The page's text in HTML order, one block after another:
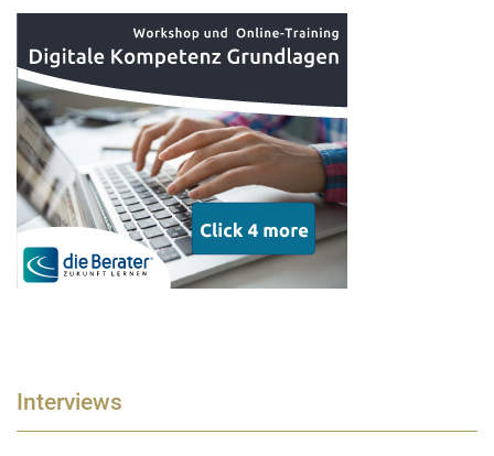
Interviews